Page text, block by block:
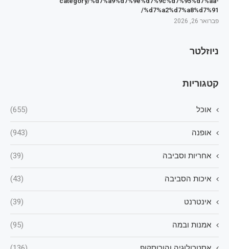
%d7%a2%d7%a8%d7%91/
פברואר 26, 2026
ניוזלטר
קטגוריות
אוכל (655)
אופנה (943)
אחריות וסביבה (39)
איכות הסביבה (43)
אינטרנט (39)
אמנות ובמה (95)